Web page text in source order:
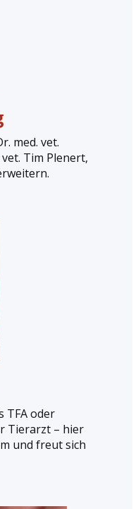
med. vet.
Tim Plenert,
TFA oder
Tierarzt – hier
und freut sich